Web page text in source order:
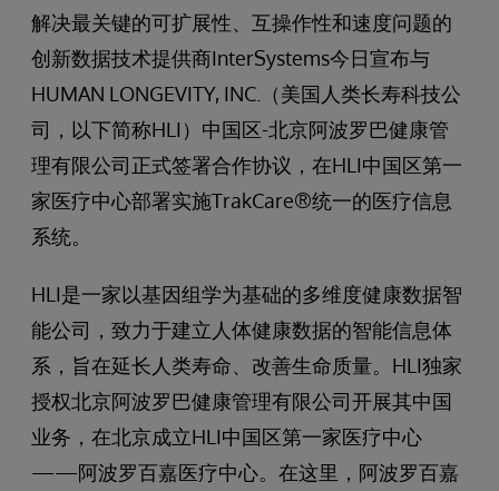
解决最关键的可扩展性、互操作性和速度问题的
创新数据技术提供商InterSystems今日宣布与
HUMAN LONGEVITY, INC.（美国人类长寿科技公
司，以下简称HLI）中国区-北京阿波罗巴健康管
理有限公司正式签署合作协议，在HLI中国区第一
家医疗中心部署实施TrakCare®统一的医疗信息
系统。
HLI是一家以基因组学为基础的多维度健康数据智
能公司，致力于建立人体健康数据的智能信息体
系，旨在延长人类寿命、改善生命质量。HLI独家
授权北京阿波罗巴健康管理有限公司开展其中国
业务，在北京成立HLI中国区第一家医疗中心
——阿波罗百嘉医疗中心。在这里，阿波罗百嘉